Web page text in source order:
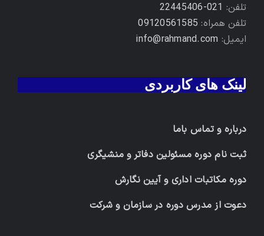
تلفن: 021-22445406
تلفن همراه: 09120561585
ایمیل: info@rahmand.com
لینک های کاربردی
درباره و تماس باما
ثبت نام دوره مسئولین دفاتر و منشیگری
دوره مکاتبات اداری و آیین نگارش
دعوت از مدرس دوره در سازمان و شرکت